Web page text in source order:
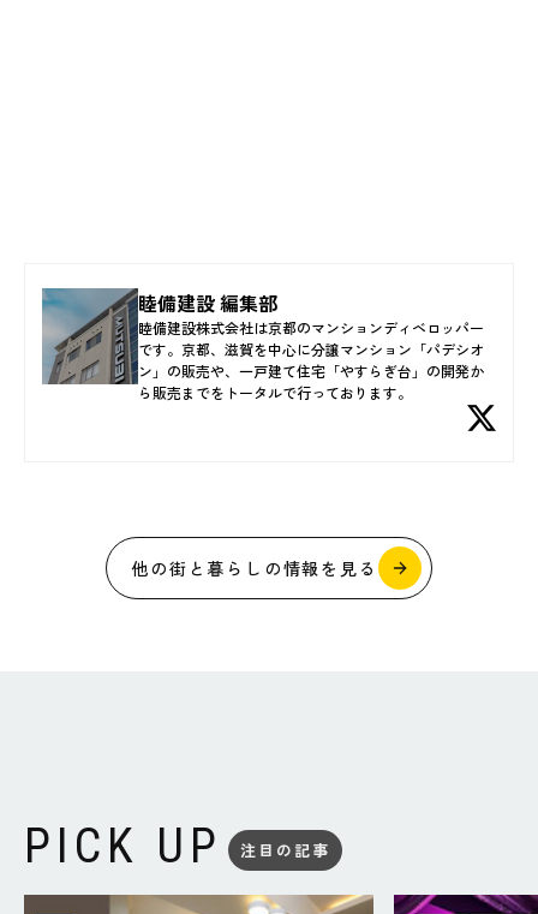
睦備建設 編集部
睦備建設株式会社は京都のマンションディベロッパー
です。京都、滋賀を中心に分譲マンション「パデシオ
ン」の販売や、一戸建て住宅「やすらぎ台」の開発か
ら販売までをトータルで行っております。
他の街と暮らしの情報を見る
PICK UP 注目の記事